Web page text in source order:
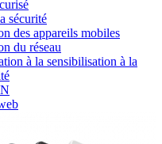
sécurité
des appareils mobiles
du réseau
à la sensibilisation à la